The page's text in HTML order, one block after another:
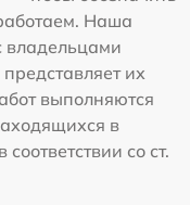
Наша
владельцами
их
выполняются
в
со ст.